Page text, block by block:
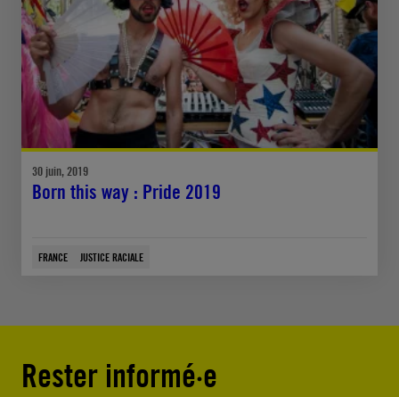
30 juin, 2019
Born this way : Pride 2019
FRANCE JUSTICE RACIALE
Rester informé·e